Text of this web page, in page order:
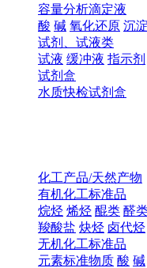
容量分析滴定液
酸 碱 氧化还原 沉淀
试剂、试液类
试液 缓冲液 指示剂
试剂盒
水质快检试剂盒
化工产品/天然产物
有机化工标准品
烷烃 烯烃 醌类 醛
羧酸盐 炔烃 卤代烃
无机化工标准品
元素标准物质 酸 碱